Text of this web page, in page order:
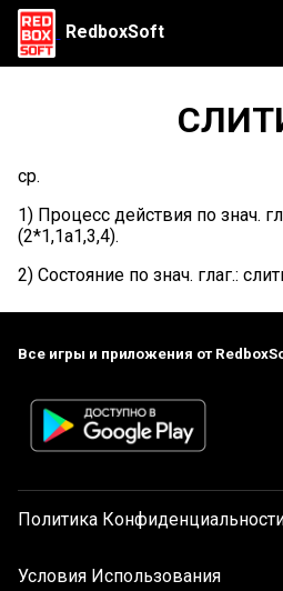
RedboxSoft
ср.
1) Процесс действия по знач.
(2*1,1а1,3,4).
2) Состояние по знач. глаг.:
Все игры и приложения от
Политика
Условия Использования